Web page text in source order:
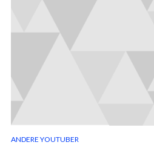
ANDERE YOUTUBER